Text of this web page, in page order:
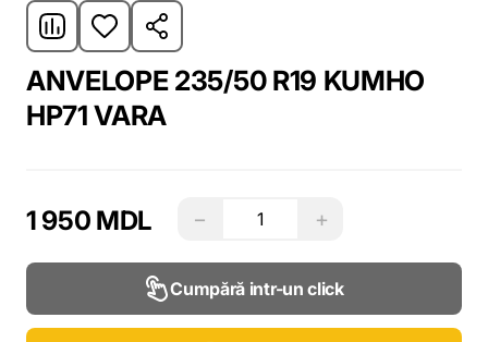
ANVELOPE 235/50 R19 KUMHO
HP71 VARA
1 950 MDL − +
Cumpără intr-un click